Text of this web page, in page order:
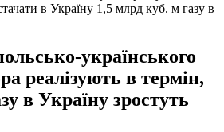
в Україну 1,5 млрд куб. м газу в
українського
реалізують в термін,
в Україну зростуть